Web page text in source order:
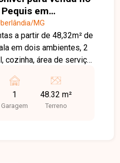
em
MG
a partir de 48,32m² de
em dois ambientes, 2
cozinha, área de serviço,
Agende
e venha conhecer
detalhes deste incrível
1
Garagem
48.32 m²
Terreno